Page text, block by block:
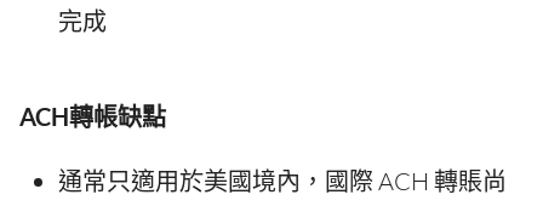
完成
ACH轉帳缺點
通常只適用於美國境內，國際 ACH 轉賬尚